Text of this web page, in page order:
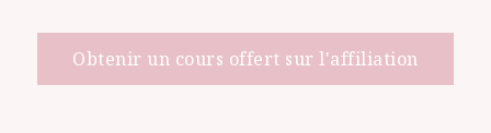
Obtenir un cours offert sur l'affiliation